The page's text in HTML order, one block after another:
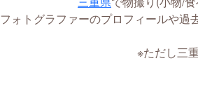
フォトグラファーのプロフィールや過
※ただし三